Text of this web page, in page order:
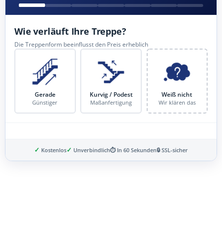
Wie verläuft Ihre Treppe?
Die Treppenform beeinflusst den Preis erheblich
Gerade
Günstiger
Kurvig / Podest
Maßanfertigung
Weiß nicht
Wir klären das
✓ Kostenlos✓ Unverbindlich⏱ In 60 Sekunden🔒 SSL-sicher